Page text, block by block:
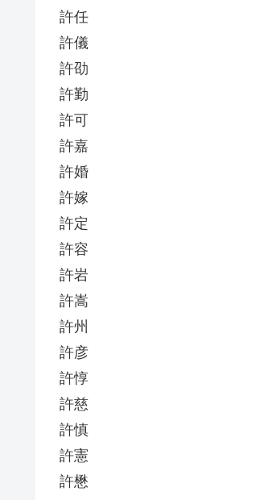
許任
許儀
許劭
許勤
許可
許嘉
許婚
許嫁
許定
許容
許岩
許嵩
許州
許彦
許惇
許慈
許慎
許憲
許懋